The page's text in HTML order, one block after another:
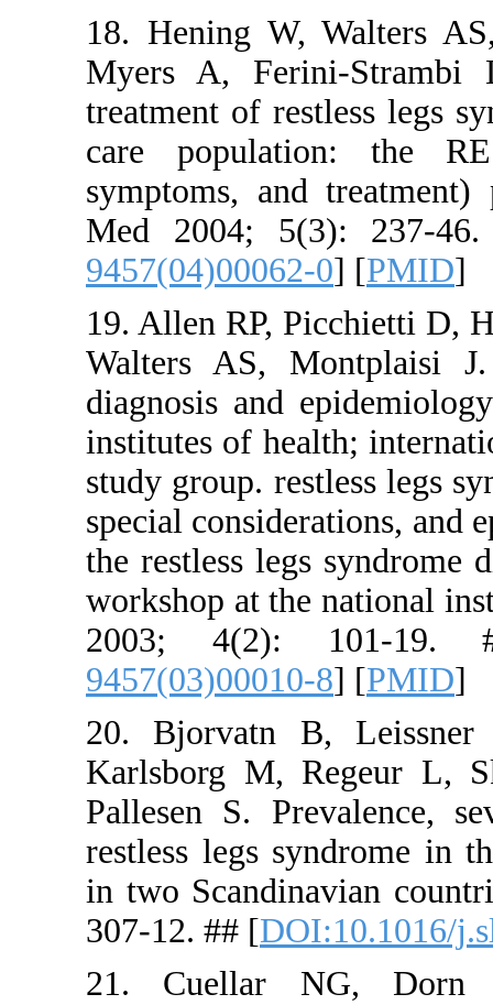
18.
Myers A,
treatment
care
Med
19. Allen
Walters
diagnosis
institutes
study
special
the
workshop
2003;
20.
Karlsborg
Pallesen
restless
in two
307-12. ##
21.